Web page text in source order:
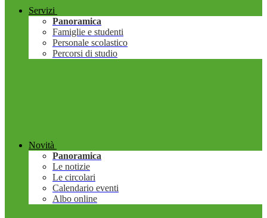
Servizi
Panoramica
Famiglie e studenti
Personale scolastico
Percorsi di studio
Novità
Panoramica
Le notizie
Le circolari
Calendario eventi
Albo online